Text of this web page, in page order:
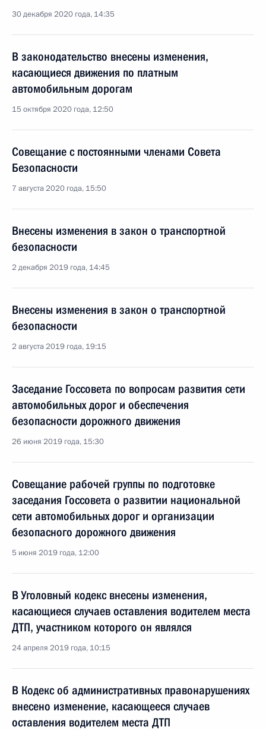
30 декабря 2020 года, 14:35
В законодательство внесены изменения,
касающиеся движения по платным
автомобильным дорогам
15 октября 2020 года, 12:50
Совещание с постоянными членами Совета
Безопасности
7 августа 2020 года, 15:50
Внесены изменения в закон о транспортной
безопасности
2 декабря 2019 года, 14:45
Внесены изменения в закон о транспортной
безопасности
2 августа 2019 года, 19:15
Заседание Госсовета по вопросам развития сети
автомобильных дорог и обеспечения
безопасности дорожного движения
26 июня 2019 года, 15:30
Совещание рабочей группы по подготовке
заседания Госсовета о развитии национальной
сети автомобильных дорог и организации
безопасного дорожного движения
5 июня 2019 года, 12:00
В Уголовный кодекс внесены изменения,
касающиеся случаев оставления водителем места
ДТП, участником которого он являлся
24 апреля 2019 года, 10:15
В Кодекс об административных правонарушениях
внесено изменение, касающееся случаев
оставления водителем места ДТП